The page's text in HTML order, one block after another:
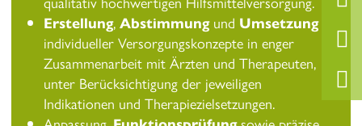
Erstellung, Abstimmungund Umsetzung
individueller Versorgungskonzepte in enger
Zusammenarbeit mit Ärzten und Therapeuten,
unter Berücksichtigung der jeweiligen
Indikationen und Therapiezielsetzungen.